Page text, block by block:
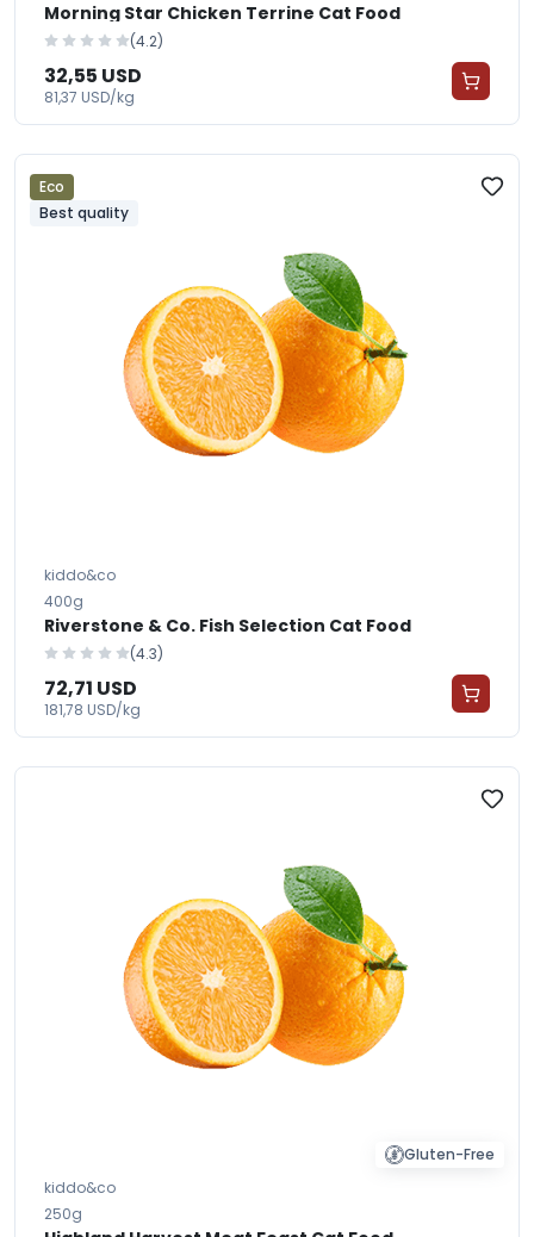
Morning Star Chicken Terrine Cat Food
(4.2)
32,55 USD
81,37 USD/kg
Eco
Best quality
kiddo&co
400g
Riverstone & Co. Fish Selection Cat Food
(4.3)
72,71 USD
181,78 USD/kg
Gluten-Free
kiddo&co
250g